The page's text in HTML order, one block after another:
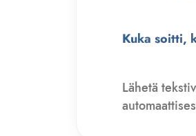
Kuka soitti,
Lähetä